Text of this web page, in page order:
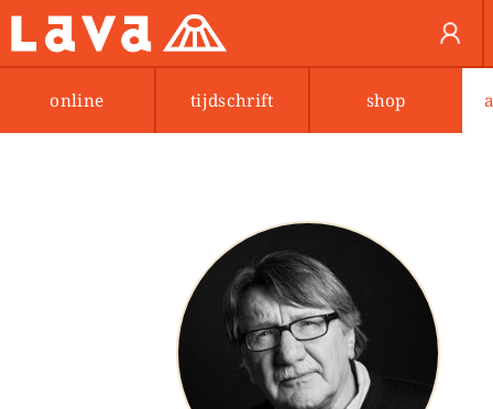
online tijdschrift shop